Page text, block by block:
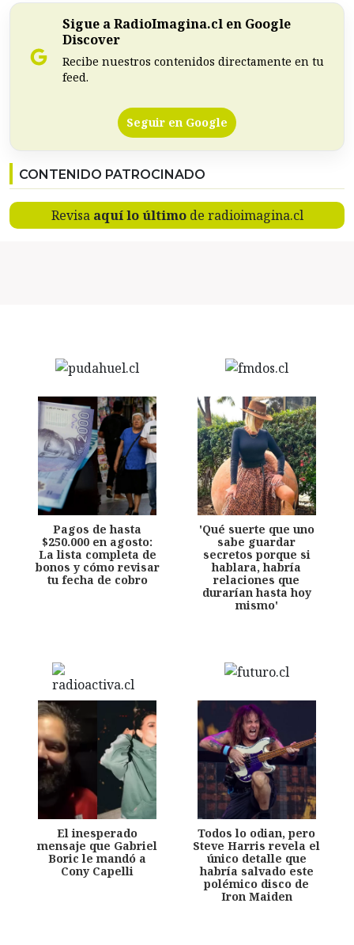
Sigue a RadioImagina.cl en Google
Discover
Recibe nuestros contenidos directamente en tu
feed.
Seguir en Google
CONTENIDO PATROCINADO
Revisa aquí lo últimode radioimagina.cl
Pagos de hasta
$250.000 en agosto:
La lista completa de
bonos y cómo revisar
tu fecha de cobro
'Qué suerte que uno
sabe guardar
secretos porque si
hablara, habría
relaciones que
durarían hasta hoy
mismo'
El inesperado
mensaje que Gabriel
Boric le mandó a
Cony Capelli
Todos lo odian, pero
Steve Harris revela el
único detalle que
habría salvado este
polémico disco de
Iron Maiden